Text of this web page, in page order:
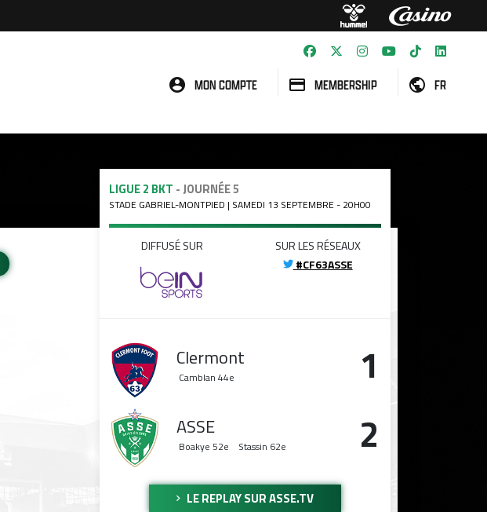
MON COMPTE MEMBERSHIP FR
LIGUE 2 BKT - JOURNÉE 5
STADE GABRIEL-MONTPIED | SAMEDI 13 SEPTEMBRE - 20H00
DIFFUSÉ SUR
SUR LES RÉSEAUX
#CF63ASSE
Clermont
Camblan 44e 1
ASSE
Boakye 52e Stassin 62e 2
LE REPLAY SUR ASSE.TV